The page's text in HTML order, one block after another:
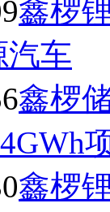
鑫椤
汽车
鑫椤
鑫椤